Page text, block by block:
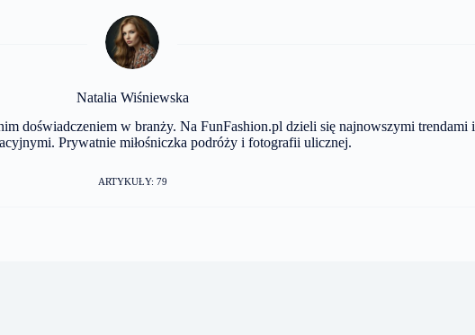
Natalia Wiśniewska
doświadczeniem w branży. Na FunFashion.pl dzieli się najnowszymi trendami i
Prywatnie miłośniczka podróży i fotografii ulicznej.
ARTYKUŁY: 79